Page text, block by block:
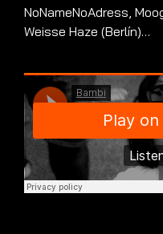
NoNameNoAdress,
Weisse Haze (Berlín)…